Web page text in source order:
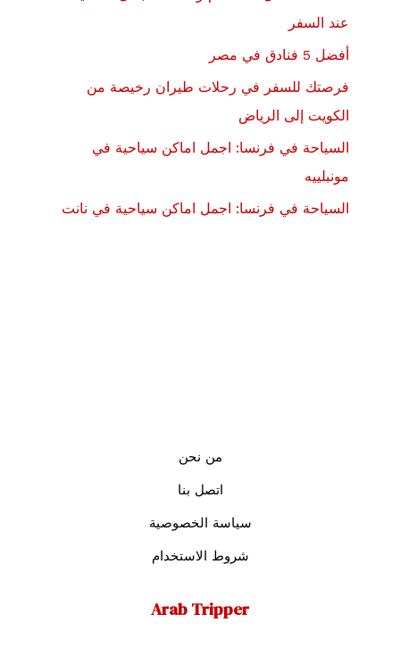
عند السفر
أفضل 5 فنادق في مصر
فرصتك للسفر في رحلات طيران رخيصة من
الكويت إلى الرياض
السياحة في فرنسا: اجمل اماكن سياحية في
مونبلييه
السياحة في فرنسا: اجمل اماكن سياحية في نانت
من نحن
اتصل بنا
سياسة الخصوصية
شروط الاستخدام
Arab Tripper